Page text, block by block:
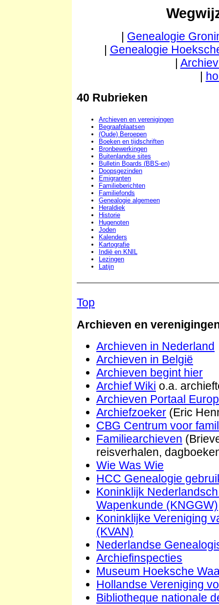
| Genealogie
| Genealogie
|
|
40 Rubrieken
Archieven en verenigingen
Begraafplaatsen
(Oude) Beroepen
Boeken en tijdschriften
Bronbewerkingen
Buitenlandse sites
Bulletin Boards (BBS-en)
Doopsgezinden
Emigranten
Familieberichten
Familiefonds
Genealogie algemeen
Heraldiek
Historie
Hugenoten
Joden
Kalenders
Kartografie
Indië en KNIL
Lezingen
Latijn
Top
Archieven en
Archieven in Nederland
Archieven in België
Archieven begint hier
Archief Wiki o.a.
Archieven Portaal
Archiefzoeker (Eric
CBG Centrum voor
Familiearchieven
reisverhalen,
Wie Was Wie
HCC Genealogie
Koninklijk
Wapenkunde (KNGGW)
Koninklijke Vereniging
(KVAN)
Nederlandse
Archiefinspecties
Museum Hoeksche
Hollandse Vereniging
Bibliotheque nationale